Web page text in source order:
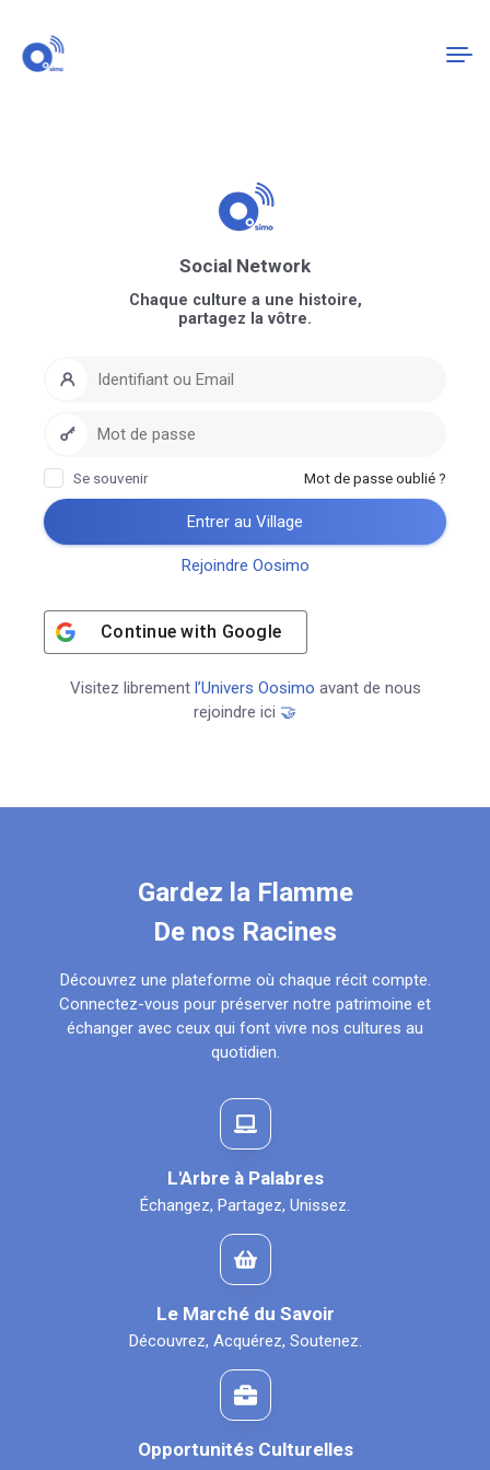
Gardez la Flamme
De nos Racines
Découvrez une plateforme où chaque récit compte.
Connectez-vous pour préserver notre patrimoine et
échanger avec ceux qui font vivre nos cultures au
quotidien.
L'Arbre à Palabres
Échangez, Partagez, Unissez.
Le Marché du Savoir
Découvrez, Acquérez, Soutenez.
Opportunités Culturelles
Social Network
Chaque culture a une histoire,
partagez la vôtre.
Se souvenir Mot de passe oublié ?
Entrer au Village
Rejoindre Oosimo
Continue with Google
Visitez librement l’Univers Oosimo avant de nous
rejoindre ici 🤝